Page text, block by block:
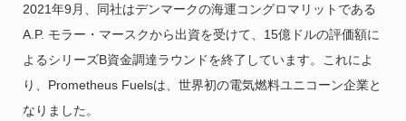
2021年9月、同社はデンマークの海運コングロマリットである
A.P. モラー・マースクから出資を受けて、15億ドルの評価額に
よるシリーズB資金調達ラウンドを終了しています。これによ
り、Prometheus Fuelsは、世界初の電気燃料ユニコーン企業と
なりました。